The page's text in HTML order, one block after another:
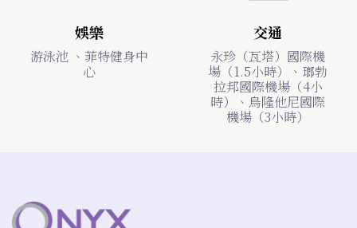
娛樂
游泳池 、菲特健身中
心
交通
永珍（瓦塔）國際機
場（1.5小時）、瑯勃
拉邦國際機場（4小
時）、烏隆他尼國際
機場（3小時）